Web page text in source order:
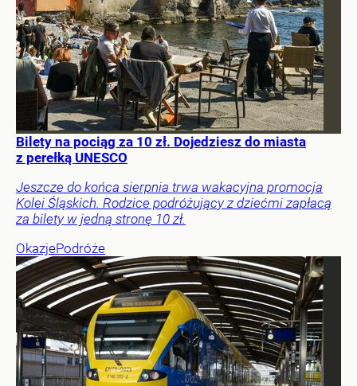
Bilety na pociąg za 10 zł. Dojedziesz do miasta
z perełką UNESCO
Jeszcze do końca sierpnia trwa wakacyjna promocja
Kolei Śląskich. Rodzice podróżujący z dziećmi zapłacą
za bilety w jedną stronę 10 zł.
OkazjePodróże